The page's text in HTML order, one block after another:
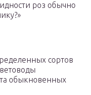
роз обычно
сортов
обыкновенных